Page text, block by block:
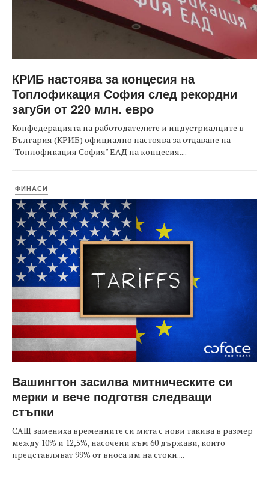
КРИБ настоява за концесия на
Топлофикация София след рекордни
загуби от 220 млн. евро
Конфедерацията на работодателите и индустриалците в
България (КРИБ) официално настоява за отдаване на
"Топлофикация София" ЕАД на концесия....
ФИНАСИ
Вашингтон засилва митническите си
мерки и вече подготвя следващи
стъпки
САЩ замениха временните си мита с нови такива в размер
между 10% и 12,5%, насочени към 60 държави, които
представляват 99% от вноса им на стоки....